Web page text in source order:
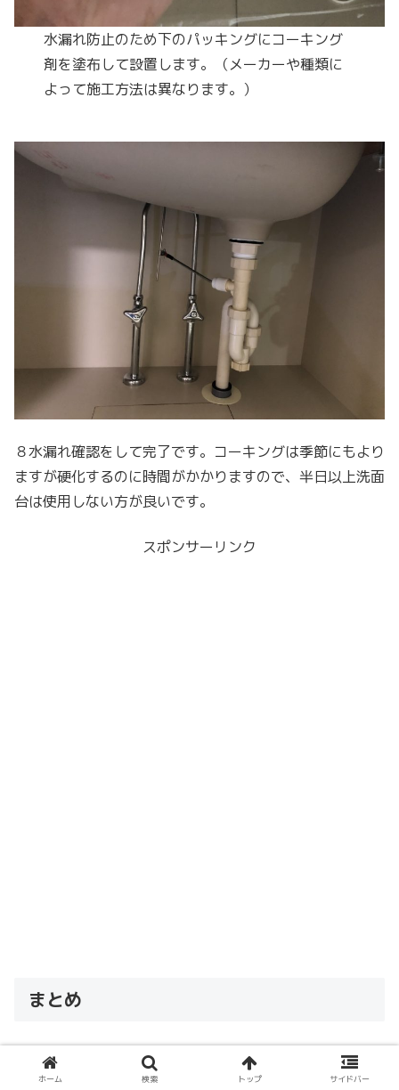
水漏れ防止のため下のパッキングにコーキング
剤を塗布して設置します。（メーカーや種類に
よって施工方法は異なります。）
８水漏れ確認をして完了です。コーキングは季節にもより
ますが硬化するのに時間がかかりますので、半日以上洗面
台は使用しない方が良いです。
スポンサーリンク
まとめ
どちらかと言うとリスクがやや多めですが、自分で交換で
きればかなり費用が抑えられます。
ホーム 検索 トップ サイドバー